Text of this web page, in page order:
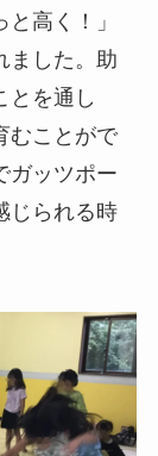
高く！」
ました。助
とを通し
むことがで
ガッツポー
じられる時